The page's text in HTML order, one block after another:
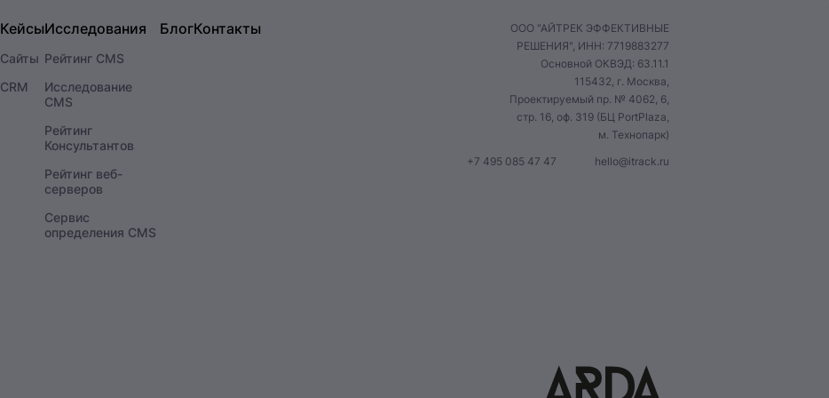
Кейсы
Сайты
CRM
Исследования
Рейтинг CMS
Исследование
CMS
Рейтинг
Консультантов
Рейтинг веб-
серверов
Сервис
определения CMS
БлогКонтакты
ООО "АЙТРЕК ЭФФЕКТИВНЫЕ
РЕШЕНИЯ", ИНН: 7719883277
Основной ОКВЭД: 63.11.1
115432, г. Москва,
Проектируемый пр. № 4062, 6,
стр. 16, оф. 319 (БЦ PortPlaza,
м. Технопарк)
+7 495 085 47 47
hello@itrack.ru